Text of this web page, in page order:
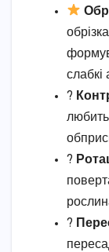
слабкі
?
любить
?
?️